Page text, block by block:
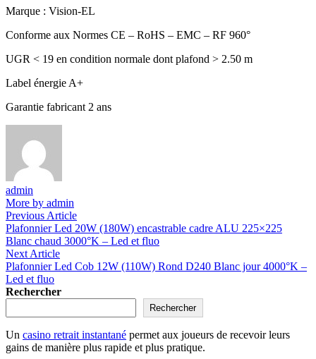
Marque : Vision-EL
Conforme aux Normes CE – RoHS – EMC – RF 960°
UGR < 19 en condition normale dont plafond > 2.50 m
Label énergie A+
Garantie fabricant 2 ans
admin
More by admin
Navigation
de
l’article
Previous ArticlePrevious
article:
Plafonnier Led 20W (180W) encastrable cadre ALU 225×225
Blanc chaud 3000°K – Led et fluo
Next ArticleNext
article:
Plafonnier Led Cob 12W (110W) Rond D240 Blanc jour 4000°K –
Led et fluo
Rechercher
Rechercher
Un casino retrait instantané permet aux joueurs de recevoir leurs
gains de manière plus rapide et plus pratique.